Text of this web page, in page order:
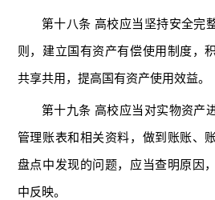
第十八条 高校应当坚持安全完
则，建立国有资产有偿使用制度，
共享共用，提高国有资产使用效益。
第十九条 高校应当对实物资产
管理账表和相关资料，做到账账、
盘点中发现的问题，应当查明原因
中反映。